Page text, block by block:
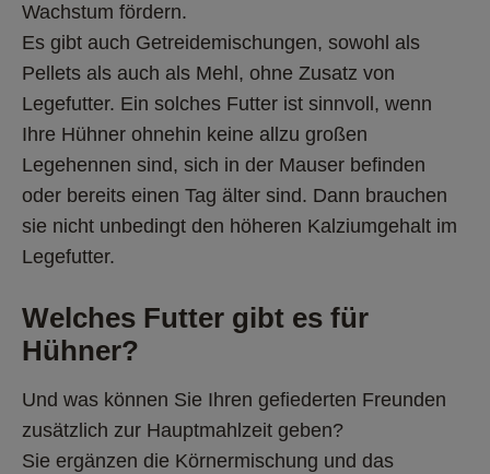
Wachstum fördern.
Es gibt auch Getreidemischungen, sowohl als
Pellets als auch als Mehl, ohne Zusatz von
Legefutter. Ein solches Futter ist sinnvoll, wenn
Ihre Hühner ohnehin keine allzu großen
Legehennen sind, sich in der Mauser befinden
oder bereits einen Tag älter sind. Dann brauchen
sie nicht unbedingt den höheren Kalziumgehalt im
Legefutter.
Welches Futter gibt es für
Hühner?
Und was können Sie Ihren gefiederten Freunden
zusätzlich zur Hauptmahlzeit geben?
Sie ergänzen die Körnermischung und das